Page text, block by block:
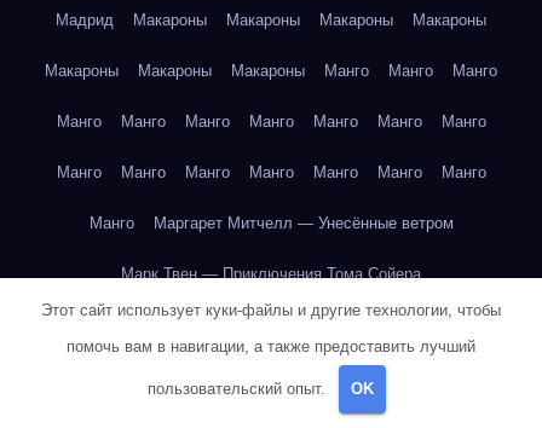
Мадрид Макароны Макароны Макароны Макароны
Макароны Макароны Макароны Манго Манго Манго
Манго Манго Манго Манго Манго Манго Манго
Манго Манго Манго Манго Манго Манго Манго
Манго Маргарет Митчелл — Унесённые ветром
Марк Твен — Приключения Тома Сойера
Марк Твен — Приключения Тома Сойера
Этот сайт использует куки-файлы и другие технологии, чтобы
помочь вам в навигации, а также предоставить лучший
пользовательский опыт. OK